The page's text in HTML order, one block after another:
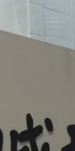
صفحه
درباره